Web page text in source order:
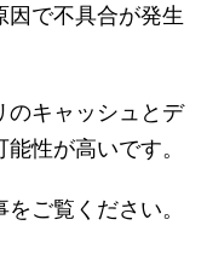
因で不具合が発生
のキャッシュとデ
性が高いです。
ご覧ください。